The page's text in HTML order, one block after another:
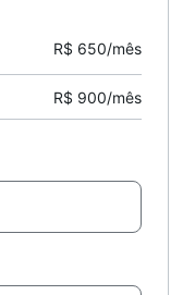
R$ 650/mês
R$ 900/mês